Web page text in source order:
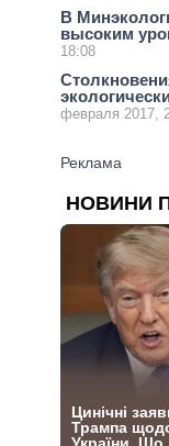
В
высоким
18:08
февраля 2017,